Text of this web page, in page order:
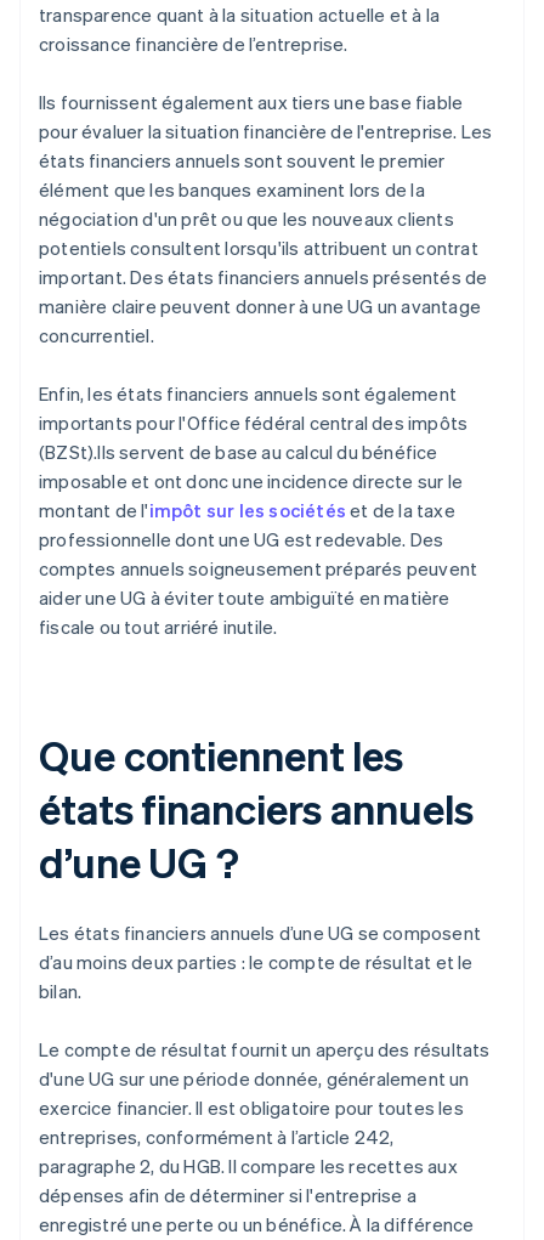
transparence quant à la situation actuelle et à la
croissance financière de l’entreprise.
Ils fournissent également aux tiers une base fiable
pour évaluer la situation financière de l'entreprise. Les
états financiers annuels sont souvent le premier
élément que les banques examinent lors de la
négociation d'un prêt ou que les nouveaux clients
potentiels consultent lorsqu'ils attribuent un contrat
important. Des états financiers annuels présentés de
manière claire peuvent donner à une UG un avantage
concurrentiel.
Enfin, les états financiers annuels sont également
importants pour l'Office fédéral central des impôts
(BZSt).Ils servent de base au calcul du bénéfice
imposable et ont donc une incidence directe sur le
montant de l'impôt sur les sociétés et de la taxe
professionnelle dont une UG est redevable. Des
comptes annuels soigneusement préparés peuvent
aider une UG à éviter toute ambiguïté en matière
fiscale ou tout arriéré inutile.
Que contiennent les
états financiers annuels
d’une UG ?
Les états financiers annuels d’une UG se composent
d’au moins deux parties : le compte de résultat et le
bilan.
Le compte de résultat fournit un aperçu des résultats
d'une UG sur une période donnée, généralement un
exercice financier. Il est obligatoire pour toutes les
entreprises, conformément à l’article 242,
paragraphe 2, du HGB. Il compare les recettes aux
dépenses afin de déterminer si l'entreprise a
enregistré une perte ou un bénéfice. À la différence